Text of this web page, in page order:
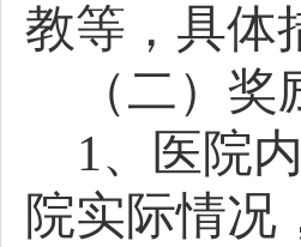
教等，具体
（二）
1、
医院
院实际情况